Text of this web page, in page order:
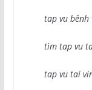
tap vu bênh
tìm tap vu
tap vu tai